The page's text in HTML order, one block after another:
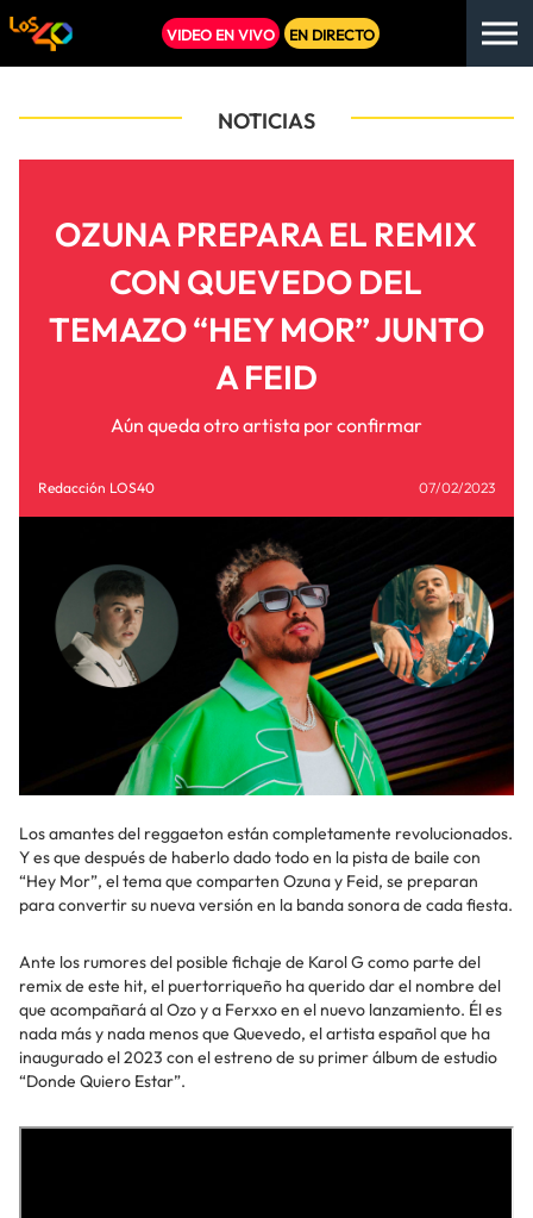
VIDEO EN VIVO EN DIRECTO
NOTICIAS
OZUNA PREPARA EL REMIX
CON QUEVEDO DEL
TEMAZO “HEY MOR” JUNTO
A FEID
Aún queda otro artista por confirmar
Redacción LOS40 07/02/2023
Los amantes del reggaeton están completamente revolucionados.
Y es que después de haberlo dado todo en la pista de baile con
“Hey Mor”, el tema que comparten Ozuna y Feid, se preparan
para convertir su nueva versión en la banda sonora de cada fiesta.
Ante los rumores del posible fichaje de Karol G como parte del
remix de este hit, el puertorriqueño ha querido dar el nombre del
que acompañará al Ozo y a Ferxxo en el nuevo lanzamiento. Él es
nada más y nada menos que Quevedo, el artista español que ha
inaugurado el 2023 con el estreno de su primer álbum de estudio
“Donde Quiero Estar”.